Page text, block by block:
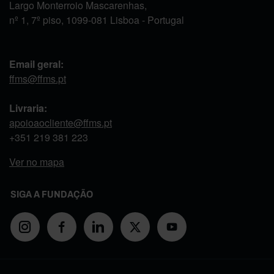
Largo Monterroio Mascarenhas,
nº 1, 7º piso, 1099-081 Lisboa - Portugal
Email geral:
ffms@ffms.pt
Livraria:
apoioaocliente@ffms.pt
+351 219 381 223
Ver no mapa
SIGA A FUNDAÇÃO